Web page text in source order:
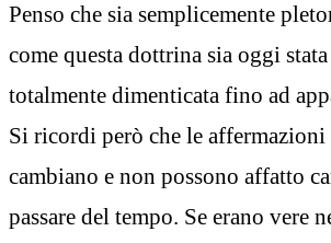
Penso che sia semplicemente
come questa dottrina sia oggi
totalmente dimenticata fino ad
Si ricordi però che le affermazioni
cambiano e non possono affatto
passare del tempo. Se erano vere